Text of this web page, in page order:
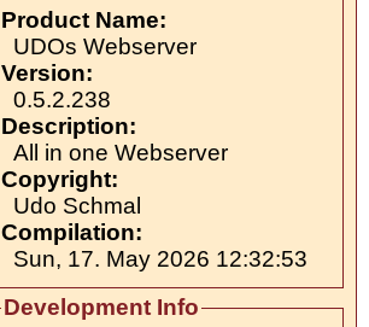
Product Name:
UDOs Webserver
Version:
0.5.2.238
Description:
All in one Webserver
Copyright:
Udo Schmal
Compilation:
Sun, 17. May 2026 12:32:53
Development Info